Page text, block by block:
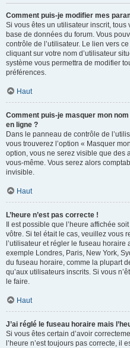
Comment puis-je modifier mes
Si vous êtes un utilisateur inscrit,
base de données du forum. Vous
contrôle de l’utilisateur. Le lien vers
cliquant sur votre nom d’utilisateur
système vous permettra de modifier
préférences.
Haut
Comment puis-je masquer mon
en ligne ?
Dans le panneau de contrôle de
vous trouverez l’option « Masquer
option, vous ne serez visible que des
vous-même. Vous serez alors
invisible.
Haut
L’heure n’est pas correcte !
Il est possible que l’heure affichée
vôtre. Si tel était le cas, veuillez vous
l’utilisateur et régler le fuseau
exemple Londres, Paris, New York,
du fuseau horaire, comme la plupart
qu’aux utilisateurs inscrits. Si vous
le faire.
Haut
J’ai réglé le fuseau horaire mais
Si vous êtes certain d’avoir
l’heure n’est toujours pas correcte, il